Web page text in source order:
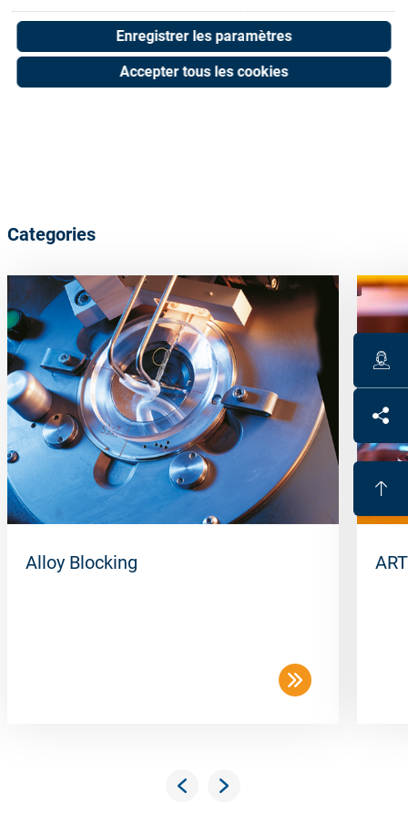
Enregistrer les paramètres
Accepter tous les cookies
Shop now
Categories
Alloy Blocking